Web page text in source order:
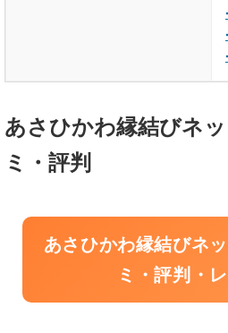
あさひかわ縁結びネ
ミ・評判
あさひかわ縁結びネ
ミ・評判・